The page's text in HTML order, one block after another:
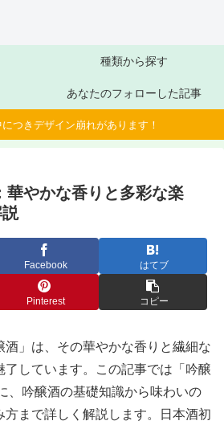
種類から探す
あなたのフォローした記事
つきデザイン崩れがあります！
華やかな香りと多彩な楽
Facebook はてブ
Pinterest コピー
酒」は、その華やかな香りと繊細な
了しています。この記事では「吟醸
、吟醸酒の基礎知識から味わいの
方まで詳しく解説します。日本酒初